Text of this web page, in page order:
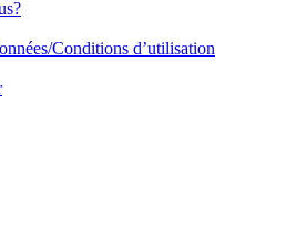
Conditions d’utilisation